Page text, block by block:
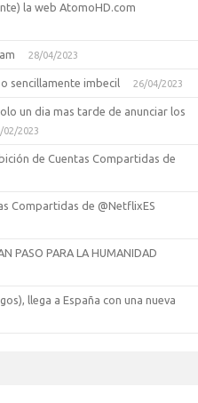
la web AtomoHD.com
28/04/2023
sencillamente imbecil 26/04/2023
un dia mas tarde de anunciar los
02/2023
de Cuentas Compartidas de
Compartidas de @NetflixES
PASO PARA LA HUMANIDAD
llega a España con una nueva